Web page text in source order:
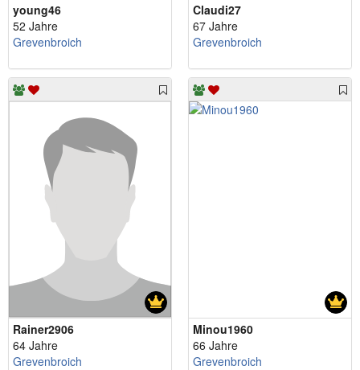
young46
52 Jahre
Grevenbroich
Claudi27
67 Jahre
Grevenbroich
Rainer2906
64 Jahre
Grevenbroich
Minou1960
66 Jahre
Grevenbroich